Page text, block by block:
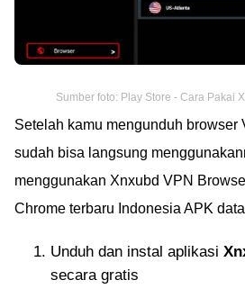
Sumber foto: Play Store - Cara Pakai
Setelah kamu mengunduh browser
sudah bisa langsung
menggunakan Xnxubd VPN
Chrome terbaru Indonesia APK
Unduh dan instal aplikasi
secara gratis